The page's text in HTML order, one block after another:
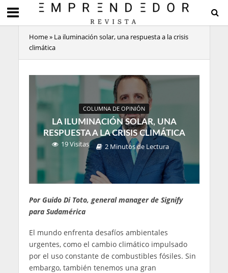
Home» La iluminación solar, una respuesta a la crisis
climática
COLUMNA DE OPINIÓN
LA ILUMINACIÓN SOLAR, UNA
RESPUESTA A LA CRISIS CLIMÁTICA
19 Visitas
2 Minutos de Lectura
Por Guido Di Toto, general manager de Signify
para Sudamérica
El mundo enfrenta desafíos ambientales
urgentes, como el cambio climático impulsado
por el uso constante de combustibles fósiles. Sin
embargo, también tenemos una gran